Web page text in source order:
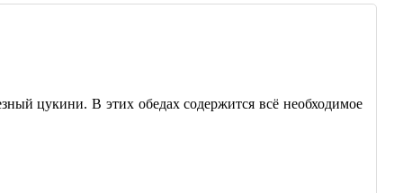
цукини. В этих обедах содержится всё необходимое